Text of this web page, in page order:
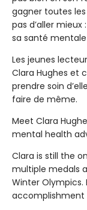
gagner toutes
pas d’aller
sa santé
Les jeunes
Clara Hughes et
prendre soin
faire de même.
Meet Clara
mental health
Clara is still the
multiple medals
Winter Olympics.
accomplishment